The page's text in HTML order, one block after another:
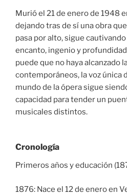
Murió el 21 de enero de 1948
dejando tras de sí una obra
pasa por alto, sigue
encanto, ingenio y
puede que no haya alcanzado
contemporáneos, la voz única
mundo de la ópera sigue
capacidad para tender un
musicales distintos.
Cronología
Primeros años y educación
1876: Nace el 12 de enero en